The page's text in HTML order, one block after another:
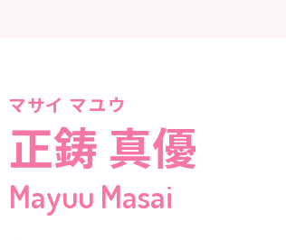
マサイ マユウ
正鋳 真優
Mayuu Masai